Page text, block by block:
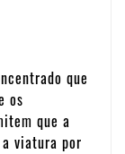
que
os
que a
viatura por